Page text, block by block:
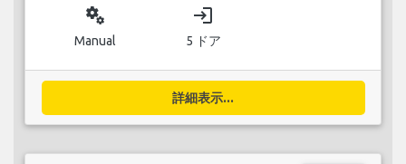
miscellaneous_services
Manual
login
5 ドア
詳細表示...